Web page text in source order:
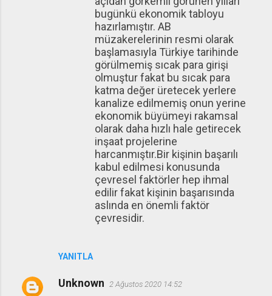
YANITLA
bugünkü ekonomik tabloyu
hazırlamıştır. AB
müzakerelerinin resmi olarak
başlamasıyla Türkiye tarihinde
görülmemiş sıcak para girişi
olmuştur fakat bu sıcak para
katma değer üretecek yerlere
kanalize edilmemiş onun yerine
ekonomik büyümeyi rakamsal
olarak daha hızlı hale getirecek
inşaat projelerine
harcanmıştır.Bir kişinin başarılı
kabul edilmesi konusunda
çevresel faktörler hep ihmal
edilir fakat kişinin başarısında
aslında en önemli faktör
çevresidir.
Unknown 2 Ağustos 2020 14:52